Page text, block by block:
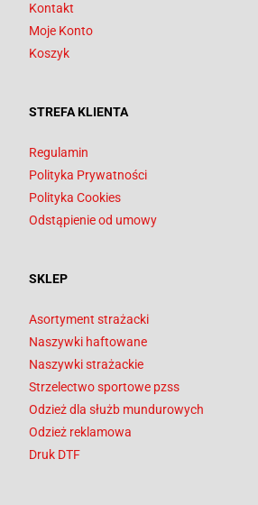
Kontakt
Moje Konto
Koszyk
STREFA KLIENTA
Regulamin
Polityka Prywatności
Polityka Cookies
Odstąpienie od umowy
SKLEP
Asortyment strażacki
Naszywki haftowane
Naszywki strażackie
Strzelectwo sportowe pzss
Odzież dla służb mundurowych
Odzież reklamowa
Druk DTF